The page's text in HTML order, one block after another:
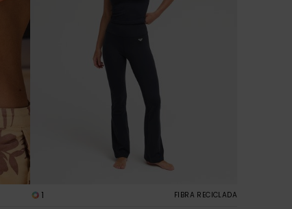
1 FIBRA RECICLADA